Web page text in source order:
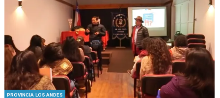
PROVINCIA LOS ANDES